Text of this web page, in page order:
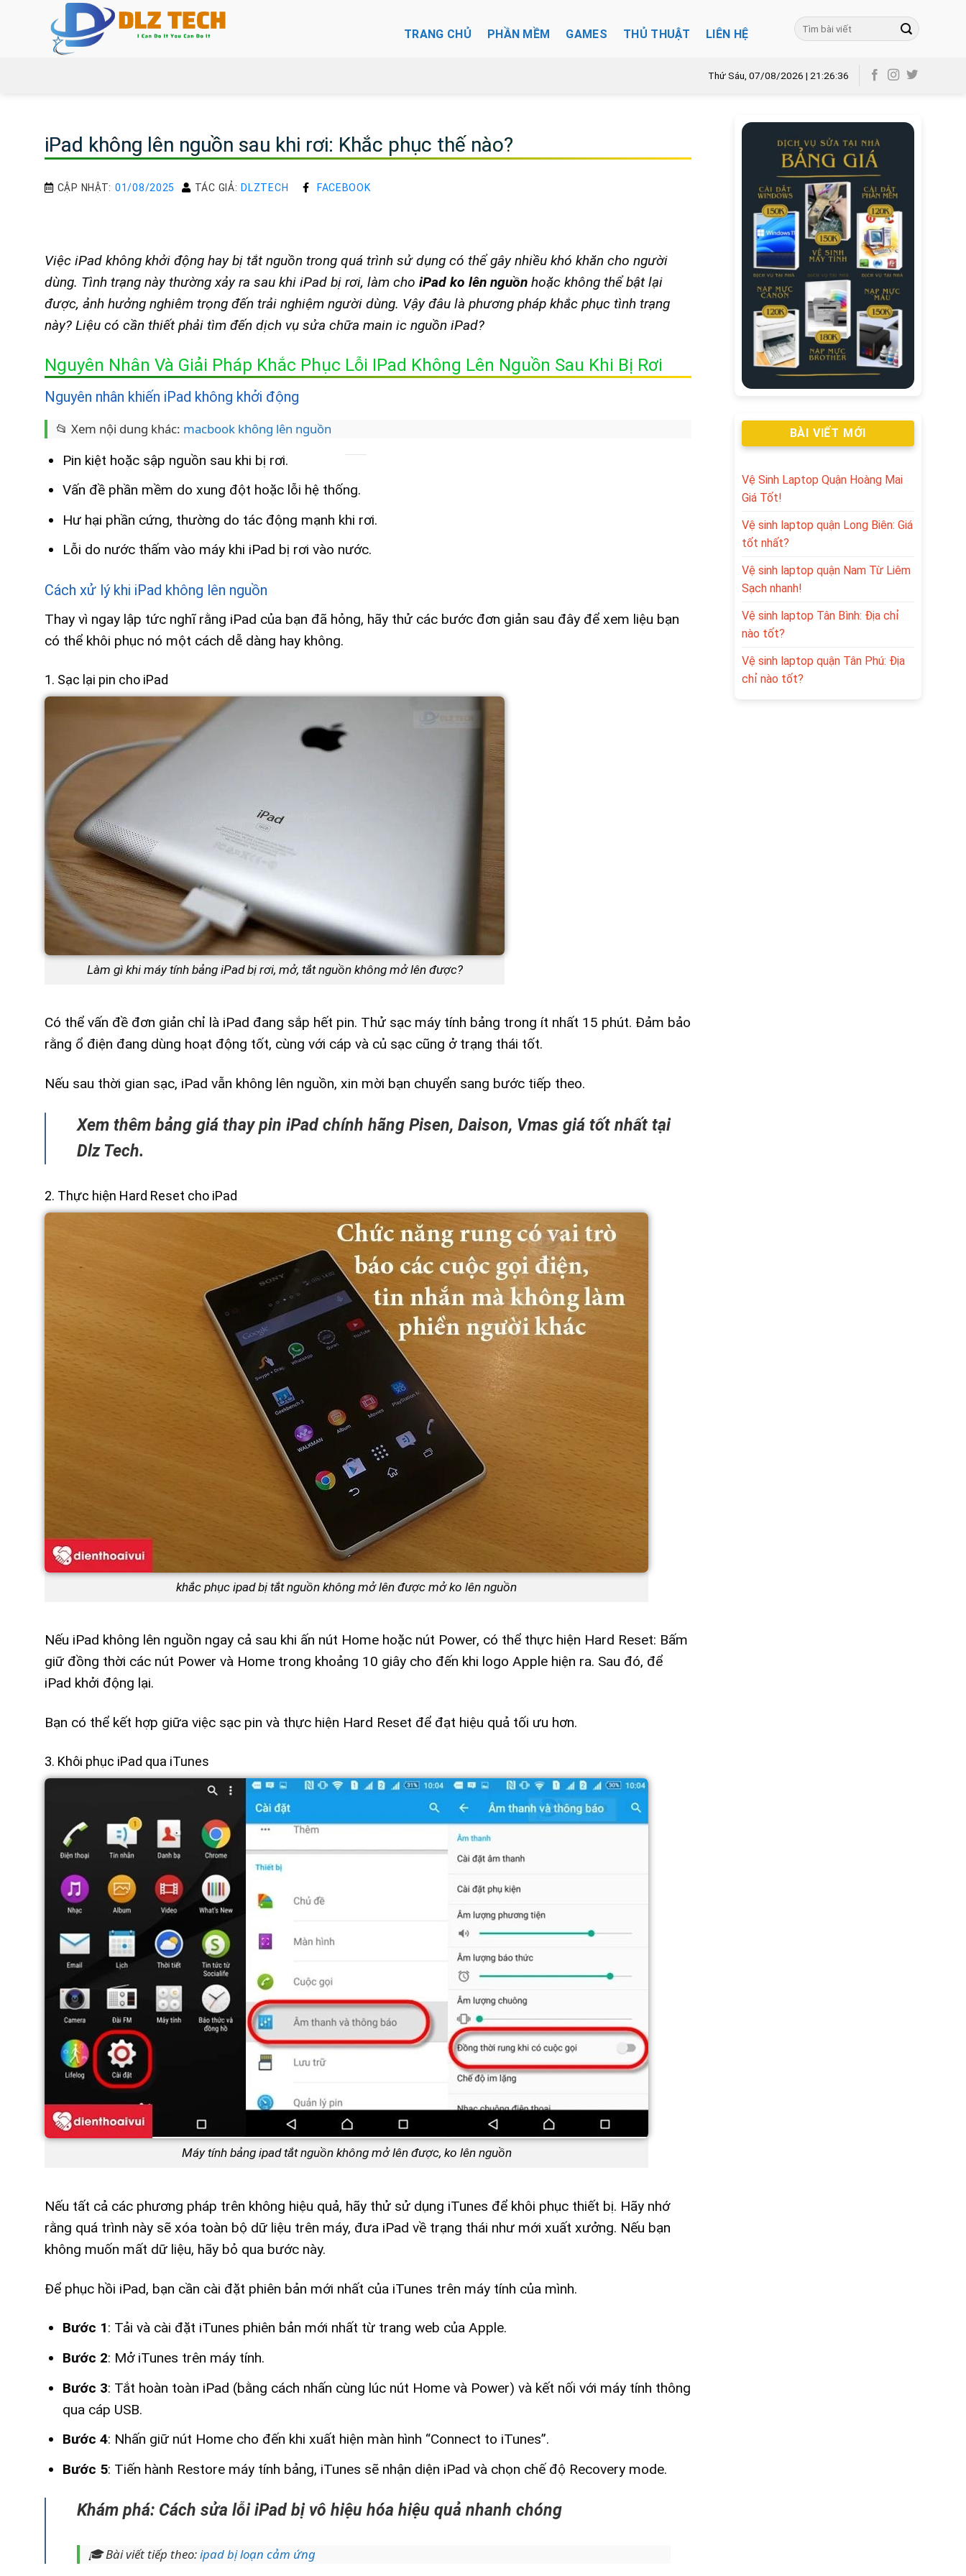
TRANG CHỦ PHẦN MỀM GAMES THỦ THUẬT LIÊN HỆ
Thứ Sáu, 07/08/2026 | 21:26:37
iPad không lên nguồn sau khi rơi: Khắc phục thế nào?
CẬP NHẬT: 01/08/2025 TÁC GIẢ: DLZTECH FACEBOOK
Việc iPad không khởi động hay bị tắt nguồn trong quá trình sử dụng có thể gây nhiều khó khăn cho người
dùng. Tình trạng này thường xảy ra sau khi iPad bị rơi, làm cho iPad ko lên nguồn hoặc không thể bật lại
được, ảnh hưởng nghiêm trọng đến trải nghiệm người dùng. Vậy đâu là phương pháp khắc phục tình trạng
này? Liệu có cần thiết phải tìm đến dịch vụ sửa chữa main ic nguồn iPad?
Nguyên Nhân Và Giải Pháp Khắc Phục Lỗi IPad Không Lên Nguồn Sau Khi Bị Rơi
Nguyên nhân khiến iPad không khởi động
📂 Xem nội dung khác: macbook không lên nguồn
Pin kiệt hoặc sập nguồn sau khi bị rơi.
Vấn đề phần mềm do xung đột hoặc lỗi hệ thống.
Hư hại phần cứng, thường do tác động mạnh khi rơi.
Lỗi do nước thấm vào máy khi iPad bị rơi vào nước.
Cách xử lý khi iPad không lên nguồn
Thay vì ngay lập tức nghĩ rằng iPad của bạn đã hỏng, hãy thử các bước đơn giản sau đây để xem liệu bạn
có thể khôi phục nó một cách dễ dàng hay không.
1. Sạc lại pin cho iPad
Làm gì khi máy tính bảng iPad bị rơi, mở, tắt nguồn không mở lên được?
Có thể vấn đề đơn giản chỉ là iPad đang sắp hết pin. Thử sạc máy tính bảng trong ít nhất 15 phút. Đảm bảo
rằng ổ điện đang dùng hoạt động tốt, cùng với cáp và củ sạc cũng ở trạng thái tốt.
Nếu sau thời gian sạc, iPad vẫn không lên nguồn, xin mời bạn chuyển sang bước tiếp theo.
Xem thêm bảng giá thay pin iPad chính hãng Pisen, Daison, Vmas giá tốt nhất tại
Dlz Tech.
2. Thực hiện Hard Reset cho iPad
khắc phục ipad bị tắt nguồn không mở lên được mở ko lên nguồn
Nếu iPad không lên nguồn ngay cả sau khi ấn nút Home hoặc nút Power, có thể thực hiện Hard Reset: Bấm
giữ đồng thời các nút Power và Home trong khoảng 10 giây cho đến khi logo Apple hiện ra. Sau đó, để
iPad khởi động lại.
Bạn có thể kết hợp giữa việc sạc pin và thực hiện Hard Reset để đạt hiệu quả tối ưu hơn.
3. Khôi phục iPad qua iTunes
Máy tính bảng ipad tắt nguồn không mở lên được, ko lên nguồn
Nếu tất cả các phương pháp trên không hiệu quả, hãy thử sử dụng iTunes để khôi phục thiết bị. Hãy nhớ
rằng quá trình này sẽ xóa toàn bộ dữ liệu trên máy, đưa iPad về trạng thái như mới xuất xưởng. Nếu bạn
không muốn mất dữ liệu, hãy bỏ qua bước này.
Để phục hồi iPad, bạn cần cài đặt phiên bản mới nhất của iTunes trên máy tính của mình.
Bước 1: Tải và cài đặt iTunes phiên bản mới nhất từ trang web của Apple.
Bước 2: Mở iTunes trên máy tính.
Bước 3: Tắt hoàn toàn iPad (bằng cách nhấn cùng lúc nút Home và Power) và kết nối với máy tính thông
qua cáp USB.
Bước 4: Nhấn giữ nút Home cho đến khi xuất hiện màn hình “Connect to iTunes”.
Bước 5: Tiến hành Restore máy tính bảng, iTunes sẽ nhận diện iPad và chọn chế độ Recovery mode.
Khám phá: Cách sửa lỗiiPad bị vô hiệu hóa hiệu quả nhanh chóng
🎓 Bài viết tiếp theo:ipad bị loạn cảm ứng
BÀI VIẾT MỚI
Vệ Sinh Laptop Quận Hoàng Mai
Giá Tốt!
Vệ sinh laptop quận Long Biên: Giá
tốt nhất?
Vệ sinh laptop quận Nam Từ Liêm
Sạch nhanh!
Vệ sinh laptop Tân Bình: Địa chỉ
nào tốt?
Vệ sinh laptop quận Tân Phú: Địa
chỉ nào tốt?